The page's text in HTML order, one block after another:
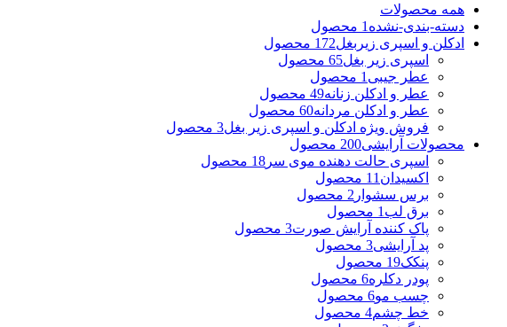
همه محصولات
دسته-بندی-نشده 1 محصول
ادکلن و اسپری زیربغل172 محصول
اسپری زیر بغل65 محصول
عطر جیبی 1 محصول
عطر و ادکلن زنانه49 محصول
عطر و ادکلن مردانه60 محصول
فروش ویژه ادکلن و اسپری زیر بغل3 محصول
محصولات آرایشی200 محصول
اسپری حالت دهنده موی سر 18 محصول
اکسیدان 11 محصول
برس سشوار 2 محصول
برق لب 1 محصول
پاک کننده آرایش صورت3 محصول
پد آرایشی3 محصول
پنکک19 محصول
پودر دکلره6 محصول
چسب مو6 محصول
خط چشم4 محصول